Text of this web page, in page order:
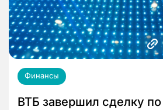
Финансы
ВТБ завершил сделку по